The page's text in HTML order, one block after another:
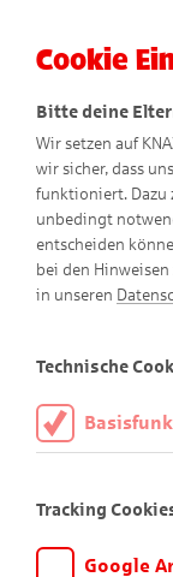
Cookie
Bitte deine
Wir setzen auf
wir sicher, dass
funktioniert. Dazu
unbedingt
entscheiden
bei den
in unseren
Technische
aktiviert sein.
Tracking
Google